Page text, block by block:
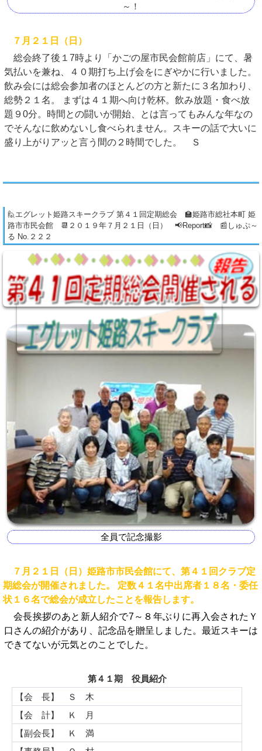
～！
７月２１日（日）
総会終了後１7時より「かごの屋市民会館前店」にて、暑
気払いを兼ね、４０期打ち上げ会をにぎやかに行いました。
飲み会には総会参加者のほとんどの方と新たに３名加わり、
総勢２１名。 まずは４１期へ向け乾杯。飲み放題・食べ放
題９0分。時間との闘いが開始、とは言ってもみんな年なの
でそんなに飲めないし食べられません。スキーの話で大いに
盛り上がりアッと言う間の２時間でした。 Ｓ
🙋エグレット姫路スキークラブ 第４１回定期総会 🏫姫路市総社本町 姫
路市市民会館 📆２０１９年７月２１日（日） 📢Report📸 📰しゅぷ～
る No.２２２
全員で記念撮影
７月２１日（日）姫路市市民会館にて、第４１回クラブ定
期総会が開催されました。 定数４１名中出席者１８名・委任
状１６名で総会が成立したことを報告します。
会長挨拶のあと新人紹介で7～８年ぶりに再入会されたＹ
口さんの紹介があり、記念品を贈呈しました。最近スキーは
できてないが元気とのことでした。
第４１期 役員紹介
【会 長】 Ｓ 木
【会 計】 Ｋ 月
【副会長】 Ｋ 満